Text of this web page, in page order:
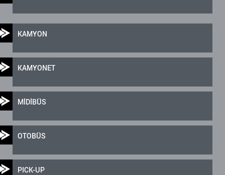
KAMYON
KAMYONET
MİDİBÜS
OTOBÜS
PICK-UP